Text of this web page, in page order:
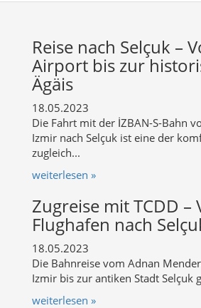
Reise nach Selçuk –
Airport bis zur
Ägäis
18.05.2023
Die Fahrt mit der İZBAN-S-Bahn
Izmir nach Selçuk ist eine der
zugleich...
weiterlesen »
Zugreise mit TCDD –
Flughafen nach
18.05.2023
Die Bahnreise vom Adnan
Izmir bis zur antiken Stadt Selçuk
weiterlesen »